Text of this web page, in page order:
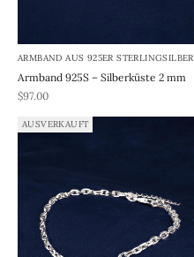
ARMBAND AUS 925ER STERLINGSILBER
Armband 925S – Silberküste 2 mm
REA-pris
$97.00
AUSVERKAUFT